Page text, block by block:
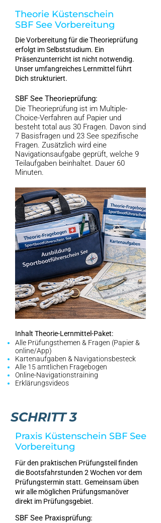
Theorie Küstenschein
SBF See Vorbereitung
Die Vorbereitung für die Theorieprüfung
erfolgt im Selbststudium. Ein
Präsenzunterricht ist nicht notwendig.
Unser umfangreiches Lernmittel führt
Dich strukturiert.
SBF See Theorieprüfung:
Die Theorieprüfung ist im Multiple-
Choice-Verfahren auf Papier und
besteht total aus 30 Fragen. Davon sind
7 Basisfragen und 23 See spezifische
Fragen. Zusätzlich wird eine
Navigationsaufgabe geprüft, welche 9
Teilaufgaben beinhaltet. Dauer 60
Minuten.
Inhalt Theorie-Lernmittel-Paket:
Alle Prüfungsthemen & Fragen (Papier &
online/App)
Kartenaufgaben & Navigationsbesteck
Alle 15 amtlichen Fragebogen
Online-Navigationstraining
Erklärungsvideos
SCHRITT 3
Praxis Küstenschein SBF See
Vorbereitung
Für den praktischen Prüfungsteil finden
die Bootsfahrstunden 2 Wochen vor dem
Prüfungstermin statt. Gemeinsam üben
wir alle möglichen Prüfungsmanöver
direkt im Prüfungsgebiet. ​
SBF See Praxisprüfung: